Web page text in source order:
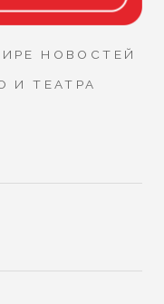
НОВОСТЕЙ
И ТЕАТРА